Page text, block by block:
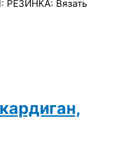
РЕЗИНКА: Вязать